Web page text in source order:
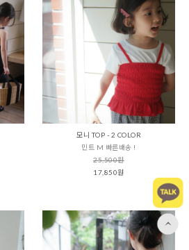
모니 TOP - 2 COLOR
민트 M 빠른배송 !
25,500원
17,850원